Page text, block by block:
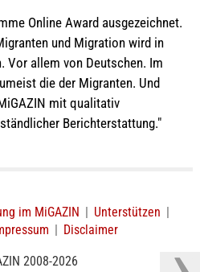
Online Award ausgezeichnet.
und Migration wird in
Vor allem von Deutschen. Im
die der Migranten. Und
mit qualitativ
Berichterstattung."
im MiGAZIN | Unterstützen |
| Disclaimer
2008-2026